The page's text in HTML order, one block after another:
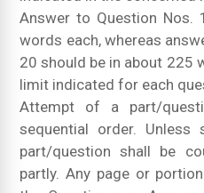
Answer to Question
words each, whereas
20 should be in about 225
limit indicated for each
Attempt of a part/
sequential order.
part/question shall be
partly. Any page or